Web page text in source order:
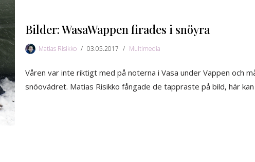
Bilder: WasaWappen firades i snöyra
Matias Risikko 03.05.2017 Multimedia
Våren var inte riktigt med på noterna i Vasa under Vappen och
snöovädret. Matias Risikko fångade de tappraste på bild, här